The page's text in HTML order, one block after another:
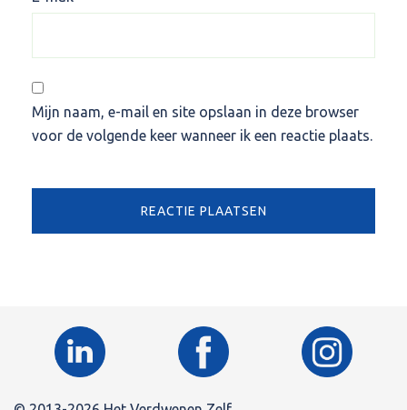
Mijn naam, e-mail en site opslaan in deze browser
voor de volgende keer wanneer ik een reactie plaats.